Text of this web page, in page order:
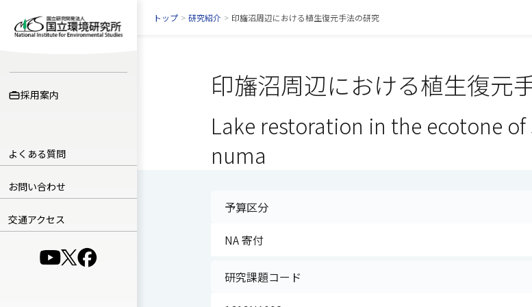
採用案内
よくある質問
お問い合わせ
交通アクセス
（別ウインドウで開きます）
（別ウインドウで開きます）
（別ウインドウで開きます）
トップ > 研究紹介 > 印旛沼周辺における植生復元手法の研究
印旛沼周辺における植生復元
Lake restoration in the ecotone
numa
予算区分
NA 寄付
研究課題コード